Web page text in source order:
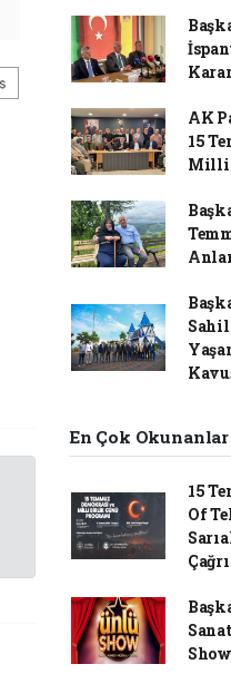
AK
15
Milli
En Çok Okunanlar
15
Of
Çağrı